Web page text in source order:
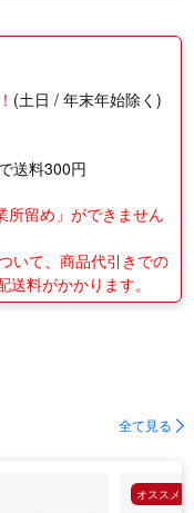
(土日 / 年末年始除く)
送料300円
所留め」ができません
いて、商品代引きでの
料がかかります。
全て見る
オススメ